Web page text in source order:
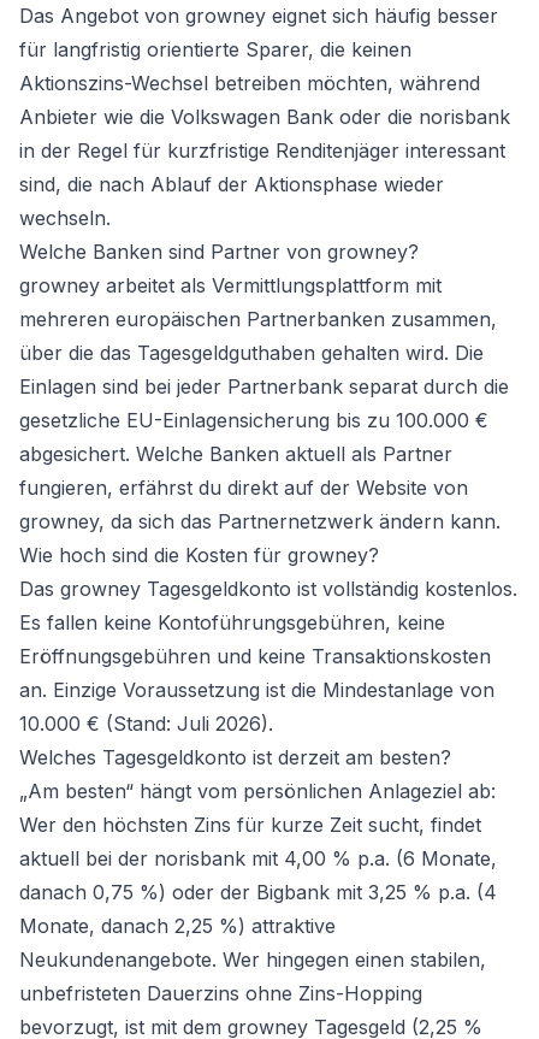
Das Angebot von growney eignet sich häufig besser
für langfristig orientierte Sparer, die keinen
Aktionszins-Wechsel betreiben möchten, während
Anbieter wie die Volkswagen Bank oder die norisbank
in der Regel für kurzfristige Renditenjäger interessant
sind, die nach Ablauf der Aktionsphase wieder
wechseln.
Welche Banken sind Partner von growney?
growney arbeitet als Vermittlungsplattform mit
mehreren europäischen Partnerbanken zusammen,
über die das Tagesgeldguthaben gehalten wird. Die
Einlagen sind bei jeder Partnerbank separat durch die
gesetzliche EU-Einlagensicherung bis zu 100.000 €
abgesichert. Welche Banken aktuell als Partner
fungieren, erfährst du direkt auf der Website von
growney, da sich das Partnernetzwerk ändern kann.
Wie hoch sind die Kosten für growney?
Das growney Tagesgeldkonto ist vollständig kostenlos.
Es fallen keine Kontoführungsgebühren, keine
Eröffnungsgebühren und keine Transaktionskosten
an. Einzige Voraussetzung ist die Mindestanlage von
10.000 € (Stand: Juli 2026).
Welches Tagesgeldkonto ist derzeit am besten?
„Am besten“ hängt vom persönlichen Anlageziel ab:
Wer den höchsten Zins für kurze Zeit sucht, findet
aktuell bei der norisbank mit 4,00 % p.a. (6 Monate,
danach 0,75 %) oder der Bigbank mit 3,25 % p.a. (4
Monate, danach 2,25 %) attraktive
Neukundenangebote. Wer hingegen einen stabilen,
unbefristeten Dauerzins ohne Zins-Hopping
bevorzugt, ist mit dem growney Tagesgeld (2,25 %